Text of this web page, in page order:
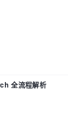
全流程解析